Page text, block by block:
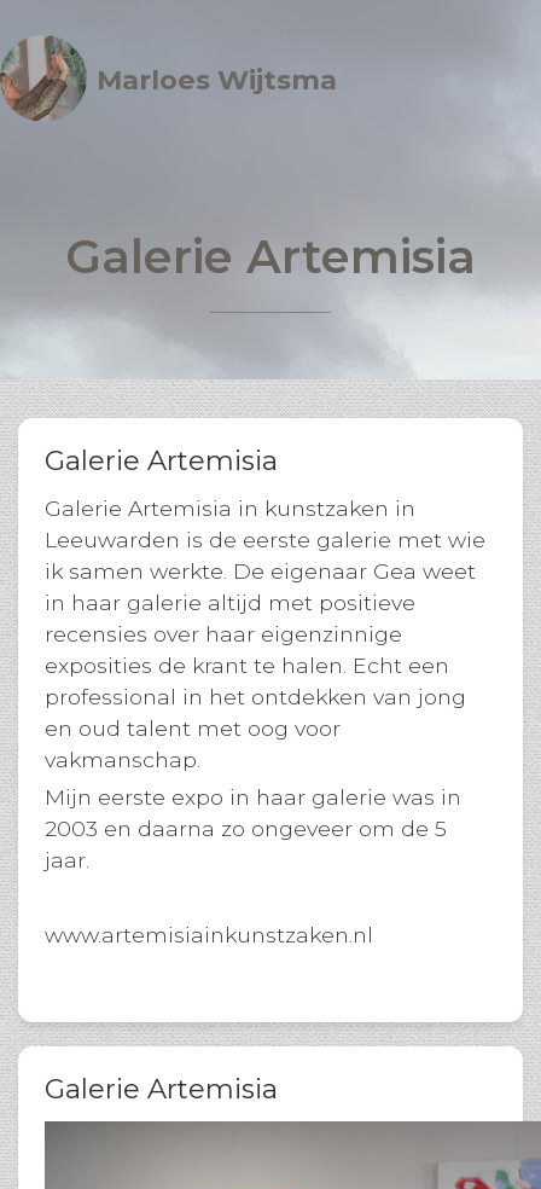
Marloes Wijtsma
Galerie Artemisia
Galerie Artemisia
Galerie Artemisia in kunstzaken in
Leeuwarden is de eerste galerie met wie
ik samen werkte. De eigenaar Gea weet
in haar galerie altijd met positieve
recensies over haar eigenzinnige
exposities de krant te halen. Echt een
professional in het ontdekken van jong
en oud talent met oog voor
vakmanschap.
Mijn eerste expo in haar galerie was in
2003 en daarna zo ongeveer om de 5
jaar.
www.artemisiainkunstzaken.nl
Galerie Artemisia